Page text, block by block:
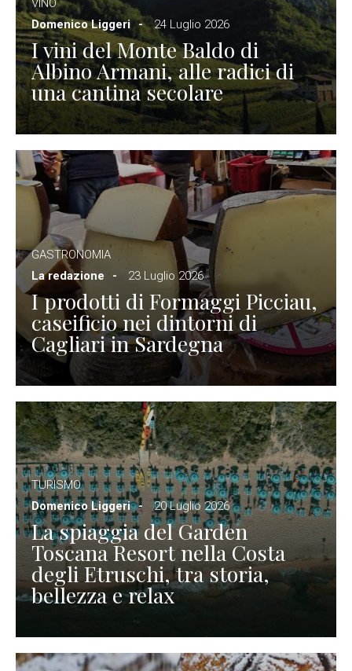
VINO
Domenico Liggeri
24 Luglio 2026
I vini del Monte Baldo di
Albino Armani, alle radici di
una cantina secolare
GASTRONOMIA
La redazione
23 Luglio 2026
I prodotti di Formaggi Picciau,
caseificio nei dintorni di
Cagliari in Sardegna
TURISMO
Domenico Liggeri
20 Luglio 2026
La spiaggia del Garden
Toscana Resort nella Costa
degli Etruschi, tra storia,
bellezza e relax